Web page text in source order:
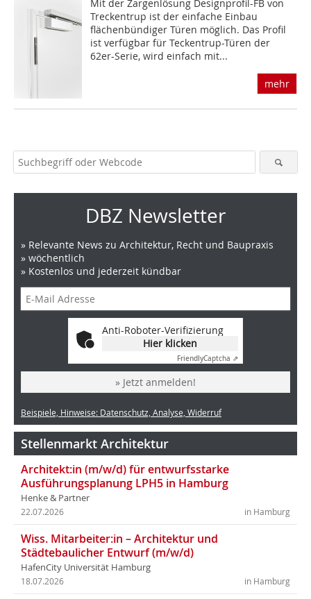
Mit der Zargenlösung Designprofil-FB von
Treckentrup ist der einfache Einbau
flächenbündiger Türen möglich. Das Profil
ist verfügbar für Teckentrup-Türen der
62er-Serie, wird einfach mit...
mehr
DBZ Newsletter
» Relevante News zu Architektur, Recht und Baupraxis
» wöchentlich
» Kostenlos und jederzeit kündbar
Anti-Roboter-Verifizierung
Hier klicken
FriendlyCaptcha ⇗
» Jetzt anmelden!
Beispiele, Hinweise: Datenschutz, Analyse, Widerruf
Stellenmarkt Architektur
Architekt:in (m/w/d) für entwurfsstarke
Ausführungsplanung LPH5 in Hamburg
Henke & Partner
in Hamburg
22.07.2026
Wiss. Mitarbeiter:in – Architektur und
Städtebaulicher Entwurf (m/w/d)
HafenCity Universität Hamburg
in Hamburg
18.07.2026